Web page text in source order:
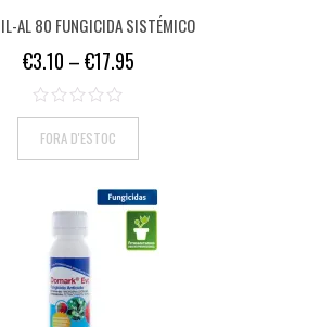
AL 80 FUNGICIDA SISTÉMICO
€3.10 –€17.95
FORA D'ESTOC